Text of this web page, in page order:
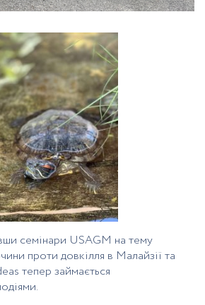
семінари USAGM на тему
проти довкілля в Малайзії та
тепер займається